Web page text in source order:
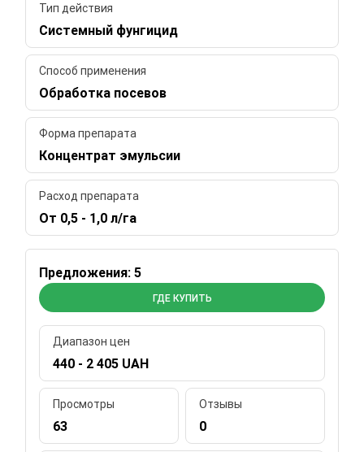
Тип действия
Системный фунгицид
Способ применения
Обработка посевов
Форма препарата
Концентрат эмульсии
Расход препарата
От 0,5 - 1,0 л/га
Предложения: 5
ГДЕ КУПИТЬ
Диапазон цен
440 - 2 405 UAH
Просмотры
63
Отзывы
0